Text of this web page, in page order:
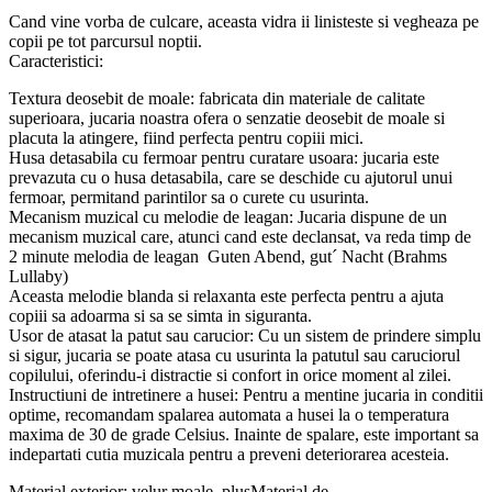
Cand vine vorba de culcare, aceasta vidra ii linisteste si vegheaza pe
copii pe tot parcursul noptii.
Caracteristici:
Textura deosebit de moale: fabricata din materiale de calitate
superioara, jucaria noastra ofera o senzatie deosebit de moale si
placuta la atingere, fiind perfecta pentru copiii mici.
Husa detasabila cu fermoar pentru curatare usoara: jucaria este
prevazuta cu o husa detasabila, care se deschide cu ajutorul unui
fermoar, permitand parintilor sa o curete cu usurinta.
Mecanism muzical cu melodie de leagan: Jucaria dispune de un
mecanism muzical care, atunci cand este declansat, va reda timp de
2 minute melodia de leagan Guten Abend, gut´ Nacht (Brahms
Lullaby)
Aceasta melodie blanda si relaxanta este perfecta pentru a ajuta
copiii sa adoarma si sa se simta in siguranta.
Usor de atasat la patut sau carucior: Cu un sistem de prindere simplu
si sigur, jucaria se poate atasa cu usurinta la patutul sau caruciorul
copilului, oferindu-i distractie si confort in orice moment al zilei.
Instructiuni de intretinere a husei: Pentru a mentine jucaria in conditii
optime, recomandam spalarea automata a husei la o temperatura
maxima de 30 de grade Celsius. Inainte de spalare, este important sa
indepartati cutia muzicala pentru a preveni deteriorarea acesteia.